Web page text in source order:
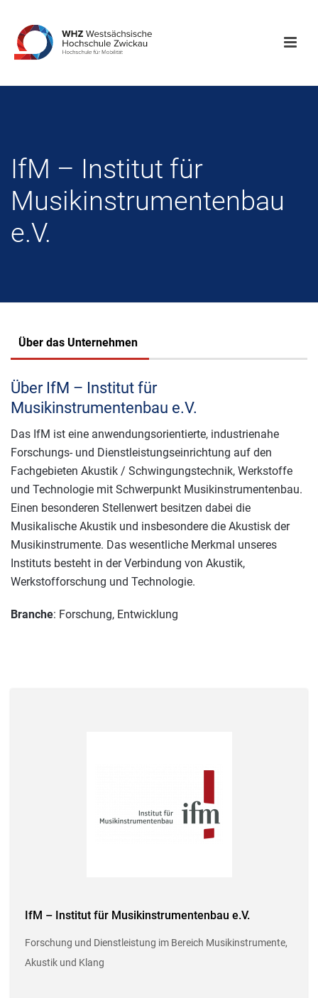
IfM – Institut für
Musikinstrumentenbau
e.V.
Über das Unternehmen
Über IfM – Institut für
Musikinstrumentenbau e.V.
Das IfM ist eine anwendungsorientierte, industrienahe
Forschungs- und Dienstleistungseinrichtung auf den
Fachgebieten Akustik / Schwingungstechnik, Werkstoffe
und Technologie mit Schwerpunkt Musikinstrumentenbau.
Einen besonderen Stellenwert besitzen dabei die
Musikalische Akustik und insbesondere die Akustisk der
Musikinstrumente. Das wesentliche Merkmal unseres
Instituts besteht in der Verbindung von Akustik,
Werkstofforschung und Technologie.
Branche: Forschung, Entwicklung
IfM – Institut für Musikinstrumentenbau e.V.
Forschung und Dienstleistung im Bereich Musikinstrumente,
Akustik und Klang